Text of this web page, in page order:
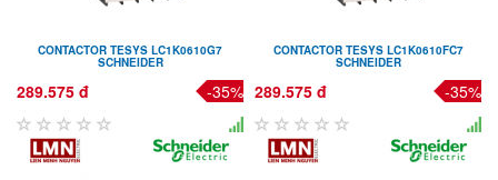
CONTACTOR TESYS LC1K0610G7
SCHNEIDER
289.575 đ -35%
CONTACTOR TESYS LC1K0610FC7
SCHNEIDER
289.575 đ -35%